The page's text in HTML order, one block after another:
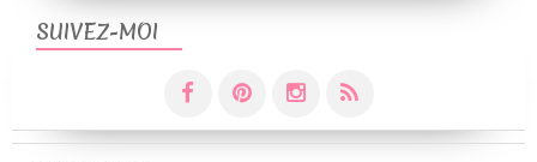
SUIVEZ-MOI